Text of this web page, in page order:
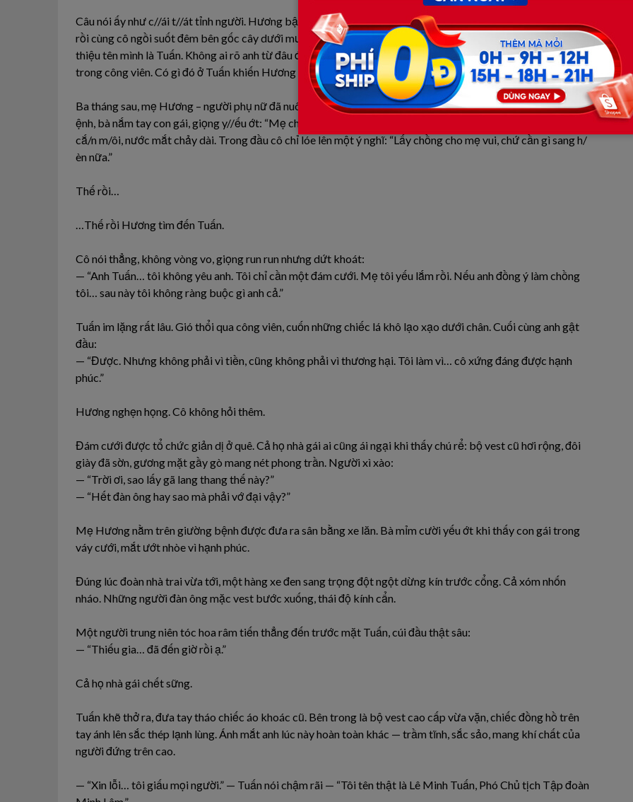
Câu nói ấy như c//ái t//át tỉnh người. Hương bậ/t kh//óc nức nở. Gã không nói thêm, chỉ lặng lẽ che ô cho cô,
rồi cùng cô ngồi suốt đêm bên gốc cây dưới mưa. Từ hôm đó, cô gặp lại anh ta vài lần ở khu nhà cũ. Anh giới
thiệu tên mình là Tuấn. Không ai rõ anh từ đâu đến, chỉ biết ngày thì đi nhặt ve chai, tối về ngồi đọc sách
trong công viên. Có gì đó ở Tuấn khiến Hương thấy bình yên lạ.
Ba tháng sau, mẹ Hương – người phụ nữ đã nuôi cô khôn lớn – bị UT giai đoạn cuối. Nằm trên giư//ờng b//
ệnh, bà nắm tay con gái, giọng y//ếu ớt: “Mẹ chỉ ước… trước khi đi, được thấy con mặc áo cô dâu…”. Hương
cắ/n m/ôi, nước mắt chảy dài. Trong đầu cô chỉ lóe lên một ý nghĩ: “Lấy chồng cho mẹ vui, chứ cần gì sang h/
èn nữa.”
Thế rồi…
…Thế rồi Hương tìm đến Tuấn.
Cô nói thẳng, không vòng vo, giọng run run nhưng dứt khoát:
— “Anh Tuấn… tôi không yêu anh. Tôi chỉ cần một đám cưới. Mẹ tôi yếu lắm rồi. Nếu anh đồng ý làm chồng
tôi… sau này tôi không ràng buộc gì anh cả.”
Tuấn im lặng rất lâu. Gió thổi qua công viên, cuốn những chiếc lá khô lạo xạo dưới chân. Cuối cùng anh gật
đầu:
— “Được. Nhưng không phải vì tiền, cũng không phải vì thương hại. Tôi làm vì… cô xứng đáng được hạnh
phúc.”
Hương nghẹn họng. Cô không hỏi thêm.
Đám cưới được tổ chức giản dị ở quê. Cả họ nhà gái ai cũng ái ngại khi thấy chú rể: bộ vest cũ hơi rộng, đôi
giày đã sờn, gương mặt gầy gò mang nét phong trần. Người xì xào:
— “Trời ơi, sao lấy gã lang thang thế này?”
— “Hết đàn ông hay sao mà phải vớ đại vậy?”
Mẹ Hương nằm trên giường bệnh được đưa ra sân bằng xe lăn. Bà mỉm cười yếu ớt khi thấy con gái trong
váy cưới, mắt ướt nhòe vì hạnh phúc.
Đúng lúc đoàn nhà trai vừa tới, một hàng xe đen sang trọng đột ngột dừng kín trước cổng. Cả xóm nhốn
nháo. Những người đàn ông mặc vest bước xuống, thái độ kính cẩn.
Một người trung niên tóc hoa râm tiến thẳng đến trước mặt Tuấn, cúi đầu thật sâu:
— “Thiếu gia… đã đến giờ rồi ạ.”
Cả họ nhà gái chết sững.
Tuấn khẽ thở ra, đưa tay tháo chiếc áo khoác cũ. Bên trong là bộ vest cao cấp vừa vặn, chiếc đồng hồ trên
tay ánh lên sắc thép lạnh lùng. Ánh mắt anh lúc này hoàn toàn khác — trầm tĩnh, sắc sảo, mang khí chất của
người đứng trên cao.
— “Xin lỗi… tôi giấu mọi người.” — Tuấn nói chậm rãi — “Tôi tên thật là Lê Minh Tuấn, Phó Chủ tịch Tập đoàn